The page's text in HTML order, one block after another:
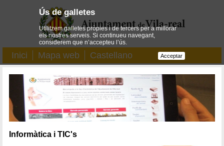
Inici Mapa web Castellano
Informàtica i TIC's
Ús de galletes
Utilitzem galletes pròpies i de tercers per a millorar
els nostres serveis. Si continueu navegant,
considerem que n’accepteu l’ús.
Acceptar